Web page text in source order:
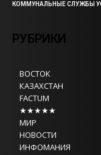
КОММУНАЛЬНЫЕ СЛУЖБЫ
РУБРИКИ
ВОСТОК
КАЗАХСТАН
FACTUM
★★★★★
МИР
НОВОСТИ
ИНФОМАНИЯ